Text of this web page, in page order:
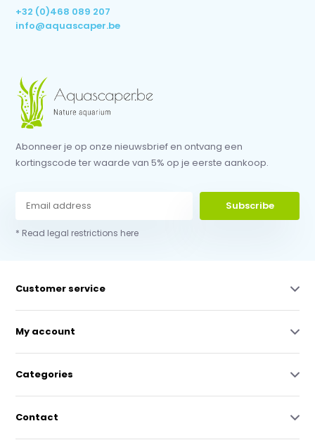
+32 (0)468 089 207
info@aquascaper.be
Abonneer je op onze nieuwsbrief en ontvang een
kortingscode ter waarde van 5% op je eerste aankoop.
Subscribe
* Read legal restrictions here
Customer service
My account
Categories
Contact